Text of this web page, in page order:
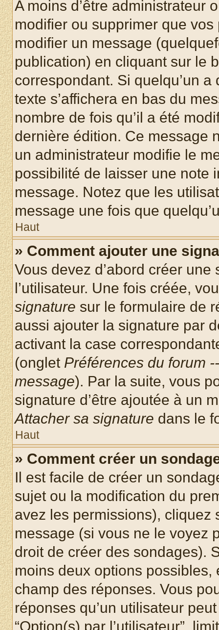
A moins d’être administrateur
modifier ou supprimer que
modifier un message
publication) en cliquant sur le
correspondant. Si quelqu’un
texte s’affichera en bas du
nombre de fois qu’il a été
dernière édition. Ce message
un administrateur modifie le
possibilité de laisser une note
message. Notez que les
message une fois que
Haut
» Comment ajouter une
Vous devez d’abord créer
l’utilisateur. Une fois créée,
signature sur le formulaire de
aussi ajouter la signature par
activant la case
(onglet Préférences du forum
message). Par la suite, vous
signature d’être ajoutée à un
Attacher sa signature dans le
Haut
» Comment créer un
Il est facile de créer un
sujet ou la modification du
avez les permissions), cliquez
message (si vous ne le voyez
droit de créer des sondages).
moins deux options
champ des réponses. Vous
réponses qu’un utilisateur
“Option(s) par l’utilisateur”,